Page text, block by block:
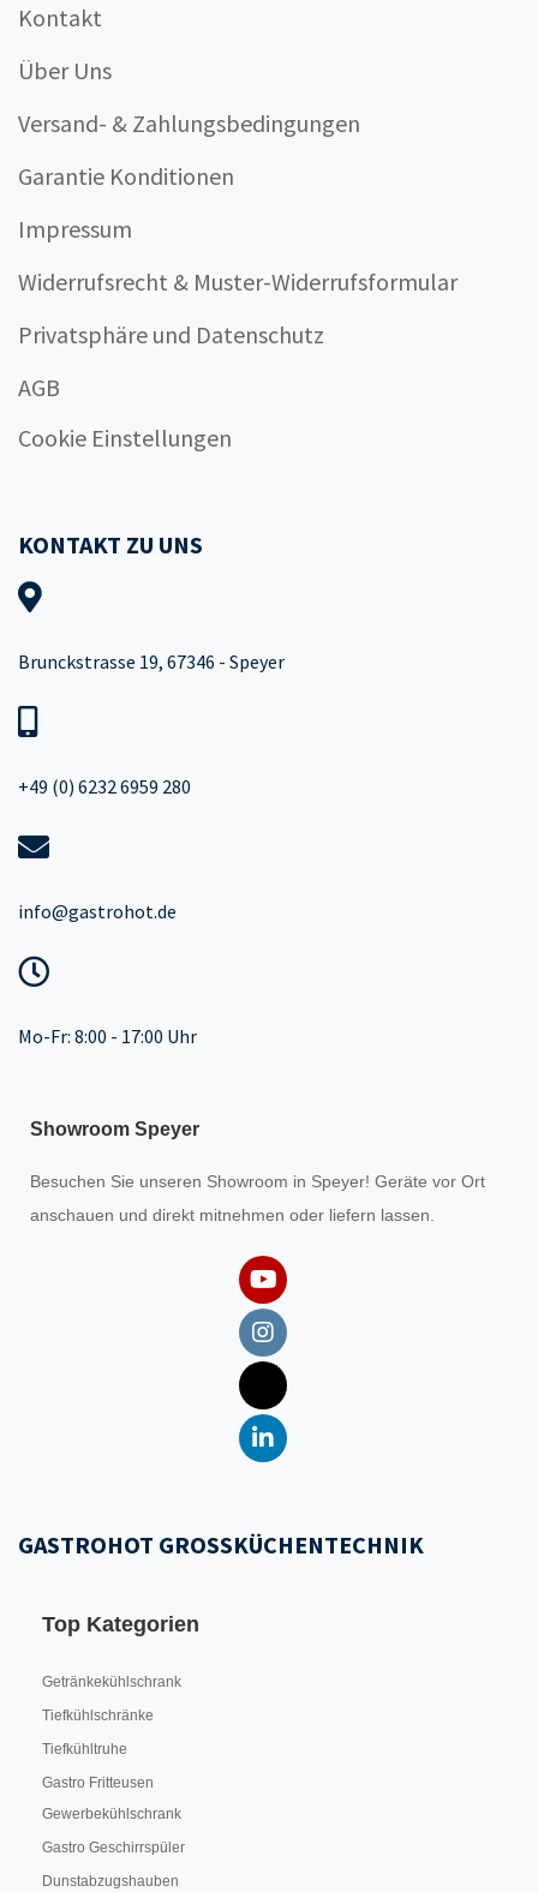
Kontakt
Über Uns
Versand- & Zahlungsbedingungen
Garantie Konditionen
Impressum
Widerrufsrecht & Muster-Widerrufsformular
Privatsphäre und Datenschutz
AGB
Cookie Einstellungen
KONTAKT ZU UNS
Brunckstrasse 19, 67346 - Speyer
+49 (0) 6232 6959 280
info@gastrohot.de
Mo-Fr: 8:00 - 17:00 Uhr
Showroom Speyer
Besuchen Sie unseren Showroom in Speyer! Geräte vor Ort
anschauen und direkt mitnehmen oder liefern lassen.
GASTROHOT GROSSKÜCHENTECHNIK
Top Kategorien
Getränkekühlschrank
Tiefkühlschränke
Tiefkühltruhe
Gastro Fritteusen
Gewerbekühlschrank
Gastro Geschirrspüler
Dunstabzugshauben